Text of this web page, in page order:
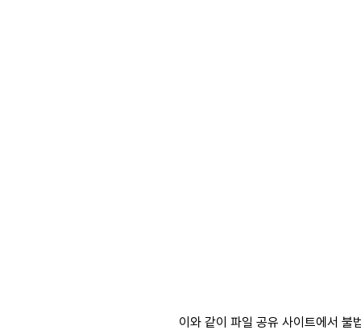
이와 같이 파일 공유 사이트에서 불